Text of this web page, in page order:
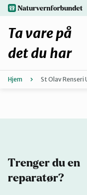
Hopp
til
hovedinnhold
Forbehold
Ta vare på
det du har
Hjem St Olav Renseri
Trenger du en
reparatør?